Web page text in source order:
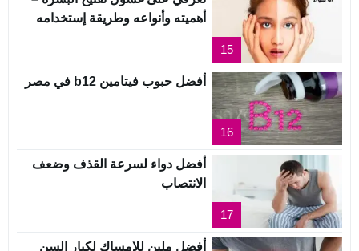
15
أهميته وأنواعه وطريقة إستخدامه
16
أفضل حبوب فيتامين b12 في مصر
17
أفضل دواء لسرعة القذف وضعف
الانتصاب
أفضل ملين للإمساك لكبار السن